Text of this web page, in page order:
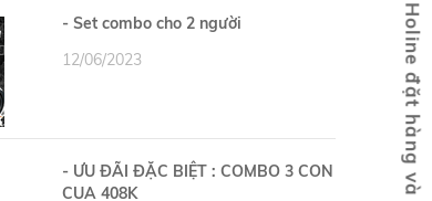
- Set combo cho 2 người
12/06/2023
- ƯU ĐÃI ĐẶC BIỆT : COMBO 3 CON
CUA 408K